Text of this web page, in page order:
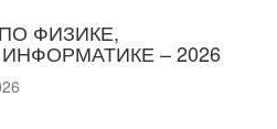
ФИЗИКЕ,
– 2026